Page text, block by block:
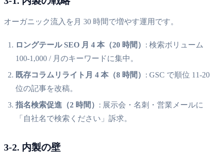
オーガニック流入を月 30 時間で増やす運用です。
ロングテール SEO 月 4 本（20 時間） : 検索ボリューム
100-1,000 / 月のキーワードに集中。
既存コラムリライト月 4 本（8 時間） : GSC で順位 11-20
位の記事を改稿。
指名検索促進（2 時間） : 展示会・名刺・営業メールに
「自社名で検索ください」訴求。
3-2. 内製の壁